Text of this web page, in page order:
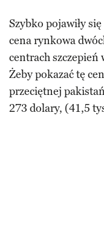
Szybko pojawiły
cena rynkowa
centrach szczepień
Żeby pokazać tę
przeciętnej
273 dolary, (41,5